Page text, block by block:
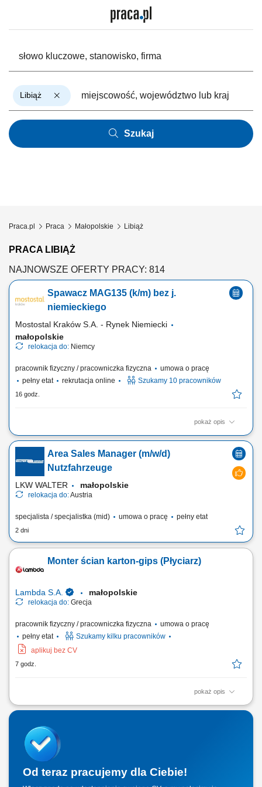
Libiąż
Szukaj
Praca.pl Praca Małopolskie Libiąż
PRACA LIBIĄŻ
NAJNOWSZE OFERTY PRACY: 814
Spawacz MAG135 (k/m) bez j.
niemieckiego
Mostostal Kraków S.A. - Rynek Niemiecki
małopolskie
relokacja do: Niemcy
pracownik fizyczny / pracowniczka fizyczna
umowa o pracę
pełny etat
rekrutacja online Szukamy 10 pracowników
16 godz.
pokaż opis
Zakres obowiązków Spawanie konstrukcji stalowych (MAG 135),
Spawanie spoin pachwinowych i czołowych w różnych pozycjach.
Area Sales Manager (m/w/d)
Nutzfahrzeuge
LKW WALTER małopolskie
relokacja do:Austria
specjalista / specjalistka (mid) umowa o pracę pełny etat
2 dni
Monter ścian karton-gips (Płyciarz)
Lambda S.A. małopolskie
relokacja do: Grecja
pracownik fizyczny / pracowniczka fizyczna
umowa o pracę
pełny etat
Szukamy kilku pracowników
aplikuj bez CV
7 godz.
pokaż opis
Twój zakres obowiązków: Montaż ścian, sufitów oraz innych zabudów z
suchej zabudowy; Szpachlowanie połączeń oraz przygotowanie
powierzchni do dalszych prac wykończeniowych; Prace przy realizacji
inwestycji – budowa...
Od teraz pracujemy dla Ciebie!